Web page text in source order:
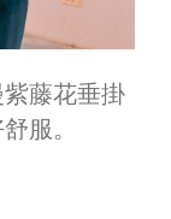
藤花垂掛
服。